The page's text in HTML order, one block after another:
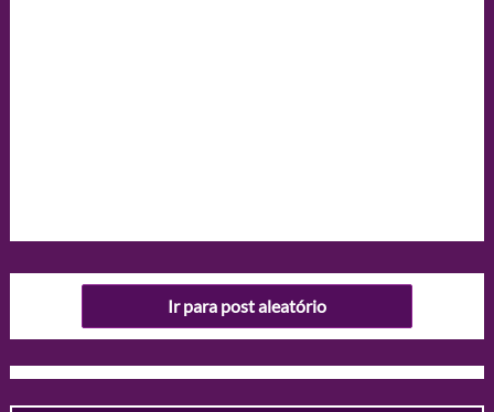
Ir para post aleatório